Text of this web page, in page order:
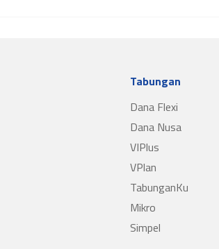
Tabungan
Dana Flexi
Dana Nusa
VIPlus
VPlan
TabunganKu
Mikro
Simpel